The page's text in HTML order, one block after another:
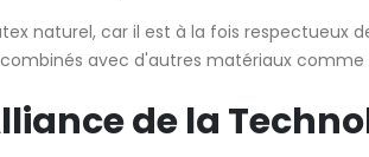
naturel, car il est à la fois respectueux
avec d'autres matériaux
de la